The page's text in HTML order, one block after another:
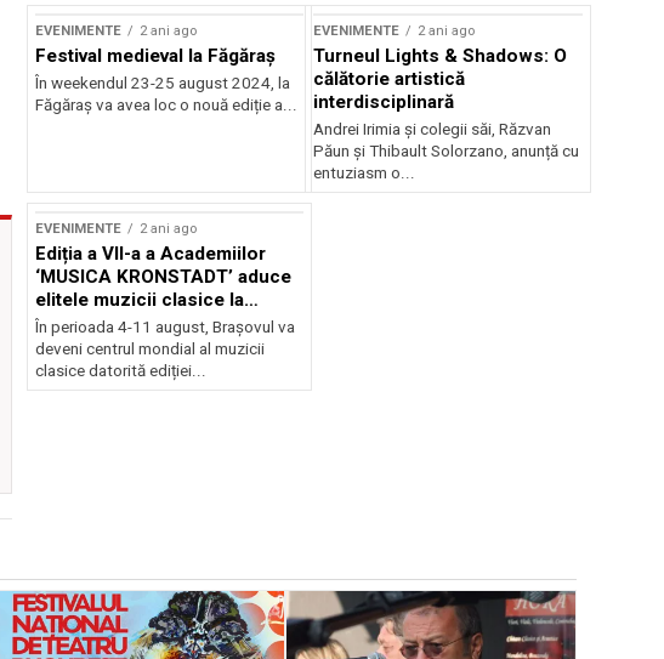
EVENIMENTE 2 ani ago
Festival medieval la Făgăraș
În weekendul 23-25 august 2024, la
Făgăraș va avea loc o nouă ediție a...
EVENIMENTE 2 ani ago
Turneul Lights & Shadows: O
călătorie artistică
interdisciplinară
Andrei Irimia și colegii săi, Răzvan
Păun și Thibault Solorzano, anunță cu
entuziasm o...
EVENIMENTE 2 ani ago
Ediția a VII-a a Academiilor
‘MUSICA KRONSTADT’ aduce
elitele muzicii clasice la
Brașov
În perioada 4-11 august, Brașovul va
deveni centrul mondial al muzicii
clasice datorită ediției...